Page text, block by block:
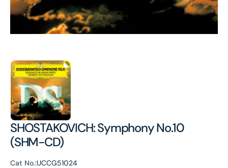
SHOSTAKOVICH: Symphony No.10
(SHM-CD)
Cat No.:UCCG51024